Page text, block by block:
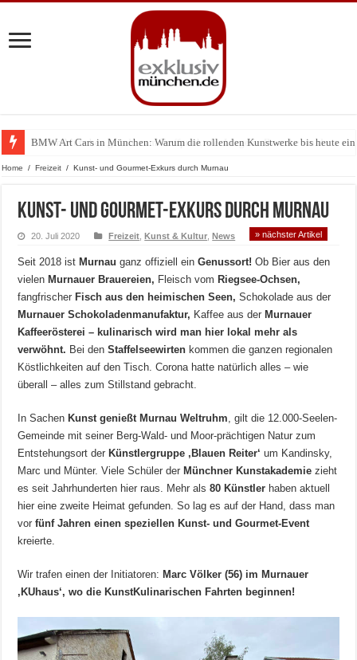
BMW Art Cars in München: Warum die rollenden Kunstwerke bis heute
Home / Freizeit / Kunst- und Gourmet-Exkurs durch Murnau
Kunst- und Gourmet-Exkurs durch Murnau
20. Juli 2020 Freizeit ,Kunst & Kultur ,News » nächster Artikel
Seit 2018 ist Murnauganz offiziell ein Genussort!Ob Bier aus den
vielen Murnauer Brauereien, Fleisch vom Riegsee-Ochsen,
fangfrischer Fisch aus den heimischen Seen,Schokolade aus der
Murnauer Schokoladenmanufaktur, Kaffee aus der Murnauer
Kaffeerösterei – kulinarisch wird man hier lokal mehr als
verwöhnt. Bei denStaffelseewirten kommen die ganzen regionalen
Köstlichkeiten auf den Tisch. Corona hatte natürlich alles – wie
überall – alles zum Stillstand gebracht.
In Sachen Kunst genießt Murnau Weltruhm, gilt die 12.000-Seelen-
Gemeinde mit seiner Berg-Wald- und Moor-prächtigen Natur zum
Entstehungsort der Künstlergruppe ‚Blauen Reiter‘um Kandinsky,
Marc und Münter. Viele Schüler der Münchner Kunstakademiezieht
es seit Jahrhunderten hier raus. Mehr als80 Künstler haben aktuell
hier eine zweite Heimat gefunden. So lag es auf der Hand, dass man
vorfünf Jahren einen speziellen Kunst- und Gourmet-Event
kreierte.
Wir trafen einen der Initiatoren: Marc Völker (56) im Murnauer
‚KUhaus‘, wo die KunstKulinarischen Fahrten beginnen!